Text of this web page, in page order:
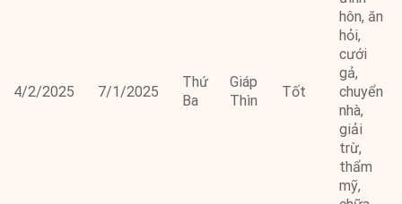
4/2/2025 7/1/2025
Thứ
Ba
Giáp
Thìn
Tốt
hôn, ăn
hỏi,
cưới
gả,
chuyển
nhà,
giải
trừ,
thẩm
mỹ,